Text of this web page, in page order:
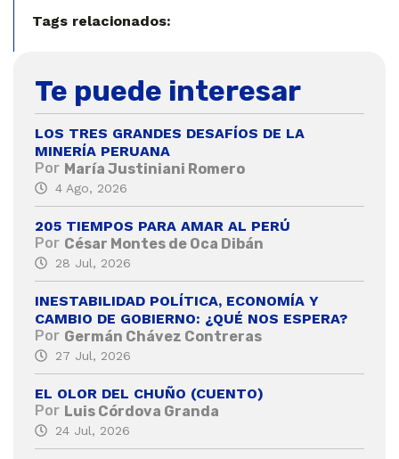
Tags relacionados:
Te puede interesar
LOS TRES GRANDES DESAFÍOS DE LA
MINERÍA PERUANA
Por María Justiniani Romero
4 Ago, 2026
205 TIEMPOS PARA AMAR AL PERÚ
Por César Montes de Oca Dibán
28 Jul, 2026
INESTABILIDAD POLÍTICA, ECONOMÍA Y
CAMBIO DE GOBIERNO: ¿QUÉ NOS ESPERA?
Por Germán Chávez Contreras
27 Jul, 2026
EL OLOR DEL CHUÑO (CUENTO)
Por Luis Córdova Granda
24 Jul, 2026